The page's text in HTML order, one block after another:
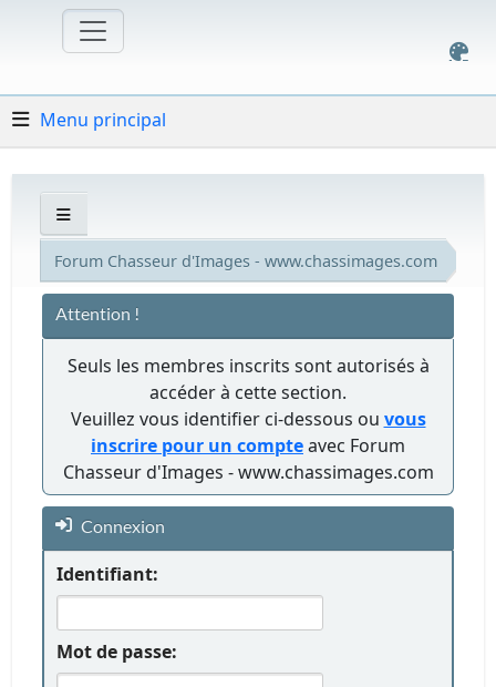
Menu principal
Forum Chasseur d'Images - www.chassimages.com
Attention !
Seuls les membres inscrits sont autorisés à
accéder à cette section.
Veuillez vous identifier ci-dessous ou vous
inscrire pour un compteavec Forum
Chasseur d'Images - www.chassimages.com
Connexion
Identifiant:
Mot de passe: